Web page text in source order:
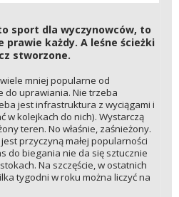
sport dla wyczynowców, to
prawie każdy. A leśne ścieżki
stworzone.
mniej popularne od
do uprawiania. Nie trzeba
jest infrastruktura z wyciągami i
w kolejkach do nich). Wystarczą
teren. No właśnie, zaśnieżony.
przyczyną małej popularności
do biegania nie da się sztucznie
Na szczęście, w ostatnich
tygodni w roku można liczyć na